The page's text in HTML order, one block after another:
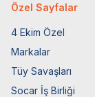
Özel Sayfalar
4 Ekim Özel
Markalar
Tüy Savaşları
Socar İş Birliği